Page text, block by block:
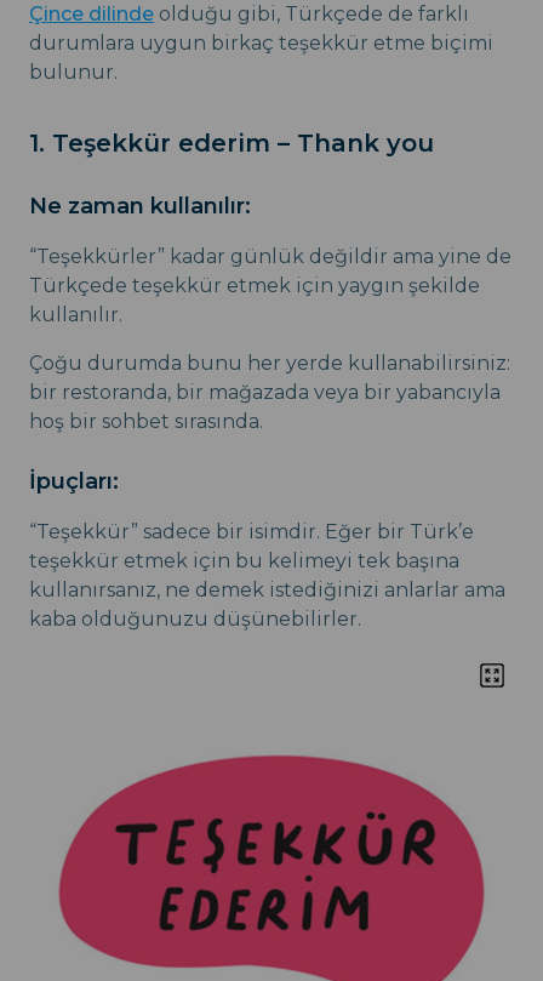
Çince dilinde olduğu gibi, Türkçede de farklı
durumlara uygun birkaç teşekkür etme biçimi
bulunur.
1. Teşekkür ederim – Thank you
Ne zaman kullanılır:
“Teşekkürler” kadar günlük değildir ama yine de
Türkçede teşekkür etmek için yaygın şekilde
kullanılır.
Çoğu durumda bunu her yerde kullanabilirsiniz:
bir restoranda, bir mağazada veya bir yabancıyla
hoş bir sohbet sırasında.
İpuçları:
“Teşekkür” sadece bir isimdir. Eğer bir Türk’e
teşekkür etmek için bu kelimeyi tek başına
kullanırsanız, ne demek istediğinizi anlarlar ama
kaba olduğunuzu düşünebilirler.